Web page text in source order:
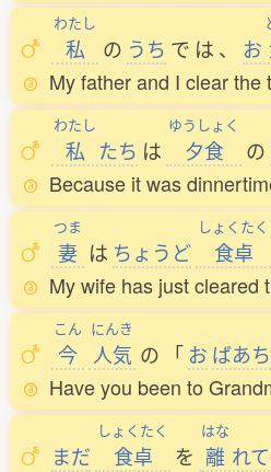
わたし
私 の うち で は 、 お
My father and I clear the
わたし
私 たち は
ゆうしょく
夕食 の
Because it was
つま
妻 は ちょうど
しょくたく
食卓
My wife has just cleared
こん
今
にんき
人気 の 「 お ばあ
Have you been to
まだ
しょくたく
食卓 を
はな
離 れて